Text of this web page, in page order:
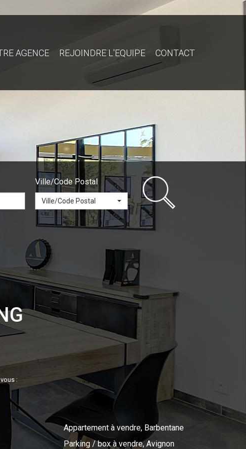
AGENCE REJOINDRE L'EQUIPE CONTACT
Ville/Code Postal
Ville/Code Postal
:
Appartement à vendre, Barbentane
Parking / box à vendre, Avignon